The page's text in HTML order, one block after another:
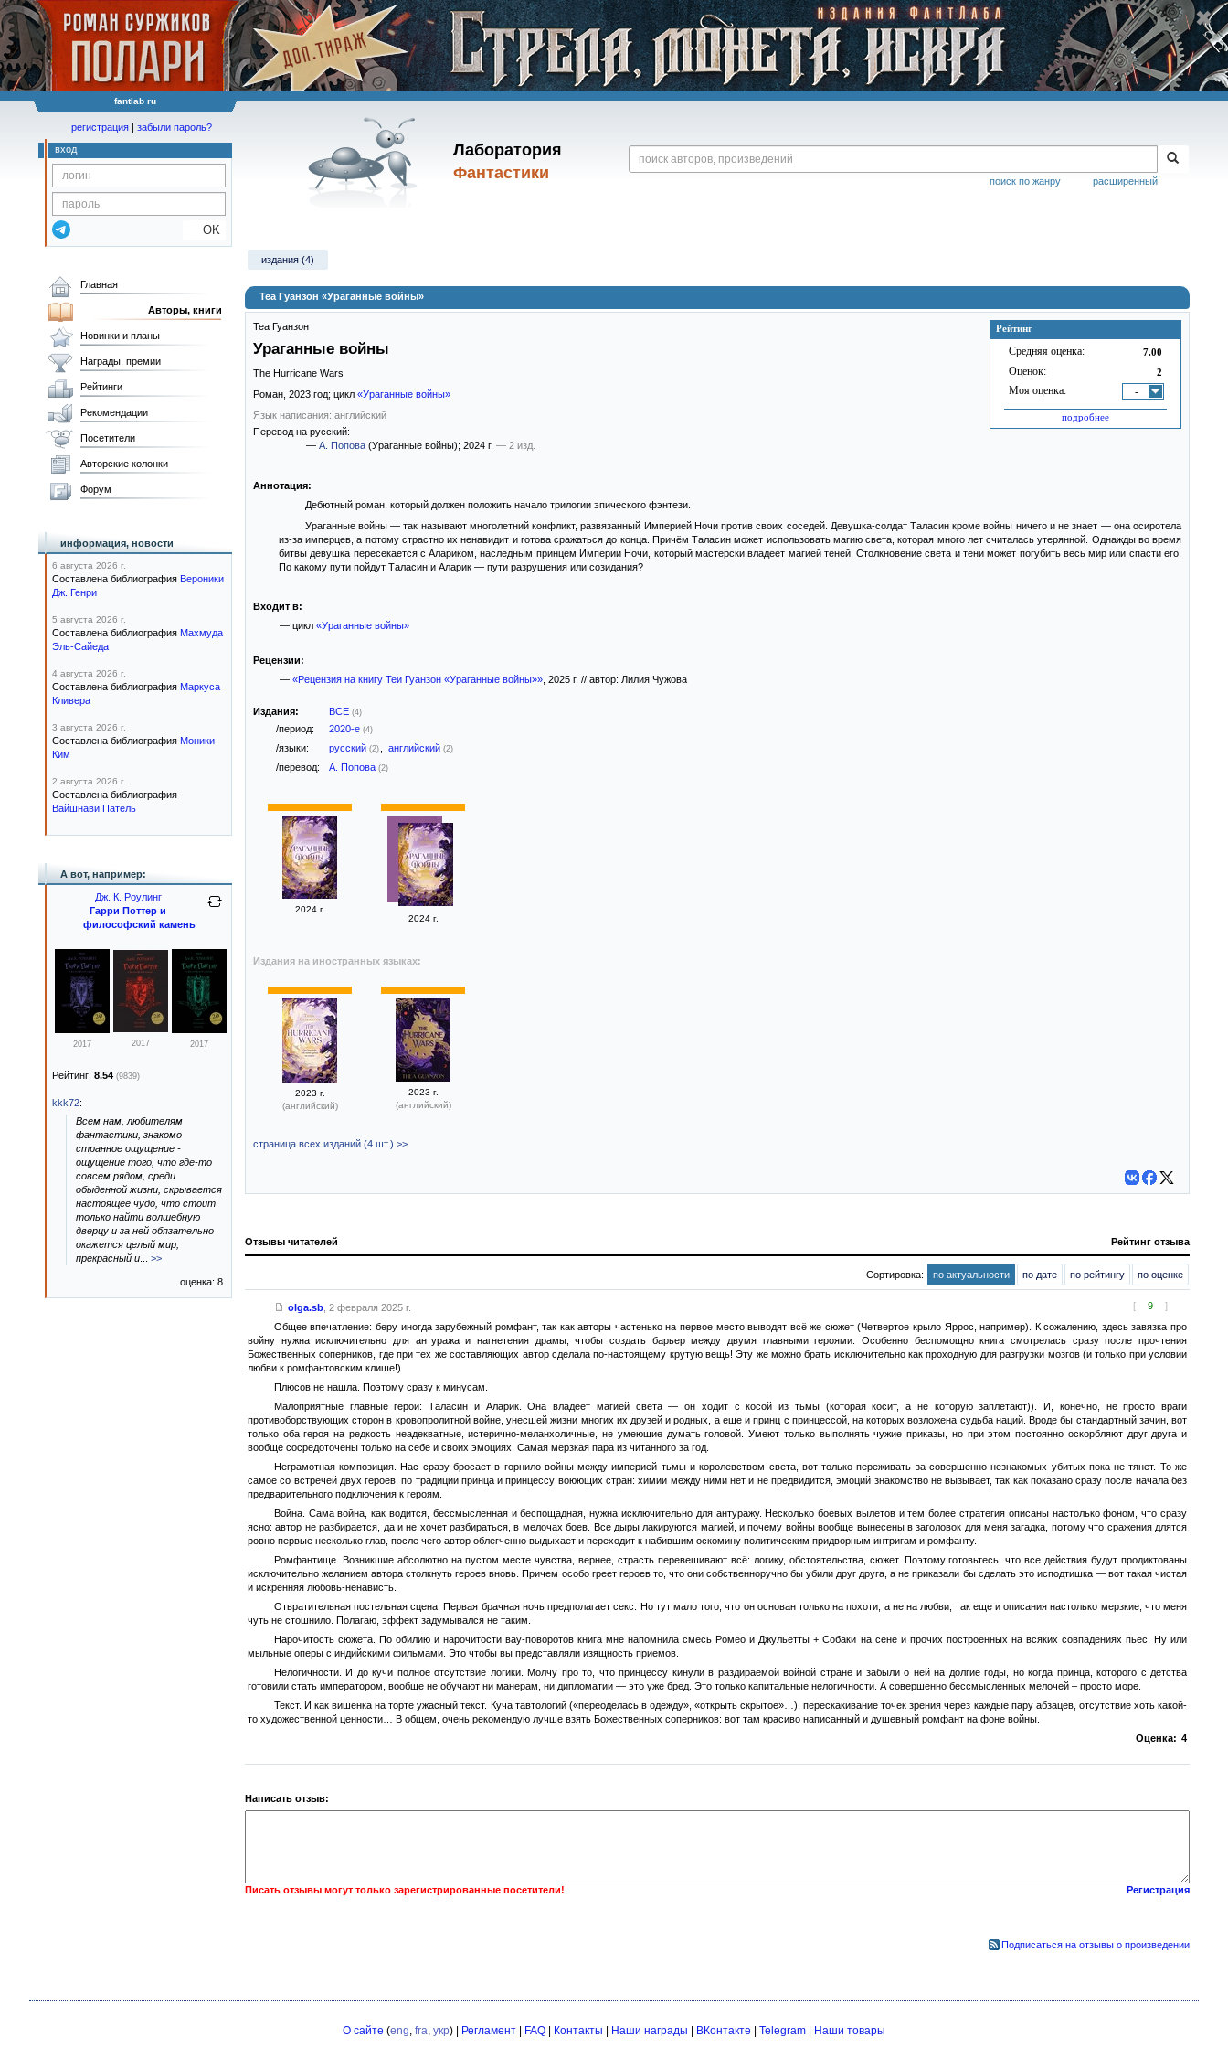
fantlab ru
Лаборатория
Фантастики
расширенный
поиск по жанру
регистрация | забыли пароль?
вход
OK
издания (4)
Теа Гуанзон «Ураганные войны»
Рейтинг
Средняя оценка: 7.00
Оценок: 2
Моя оценка: -
подробнее
Теа Гуанзон
Ураганные войны
The Hurricane Wars
Роман, 2023 год; цикл «Ураганные войны»
Язык написания: английский
Перевод на русский:
— А. Попова (Ураганные войны); 2024 г. — 2 изд.
Аннотация:
Дебютный роман, который должен положить начало трилогии эпического фэнтези.
Ураганные войны — так называют многолетний конфликт, развязанный Империей Ночи против своих соседей. Девушка-солдат Таласин кроме войны ничего и не знает — она осиротела
из-за имперцев, а потому страстно их ненавидит и готова сражаться до конца. Причём Таласин может использовать магию света, которая много лет считалась утерянной. Однажды во время
битвы девушка пересекается с Алариком, наследным принцем Империи Ночи, который мастерски владеет магией теней. Столкновение света и тени может погубить весь мир или спасти его.
По какому пути пойдут Таласин и Аларик — пути разрушения или созидания?
Входит в:
— цикл «Ураганные войны»
Рецензии:
— «Рецензия на книгу Теи Гуанзон «Ураганные войны»», 2025 г. // автор: Лилия Чужова
Издания: ВСЕ (4)
/период: 2020-е (4)
/языки: русский (2) английский (2)
/перевод: А. Попова (2)
2024 г.
2024 г.
Издания на иностранных языках:
2023 г.
(английский)
2023 г.
(английский)
страница всех изданий (4 шт.) >>
Отзывы читателей Рейтинг отзыва
Сортировка: по актуальности по дате по рейтингу по оценке
[ 9 ]
olga.sb, 2 февраля 2025 г.
Общее впечатление: беру иногда зарубежный ромфант, так как авторы частенько на первое место выводят всё же сюжет (Четвертое крыло Яррос, например). К сожалению, здесь завязка про
войну нужна исключительно для антуража и нагнетения драмы, чтобы создать барьер между двумя главными героями. Особенно беспомощно книга смотрелась сразу после прочтения
Божественных соперников, где при тех же составляющих автор сделала по-настоящему крутую вещь! Эту же можно брать исключительно как проходную для разгрузки мозгов (и только при условии
любви к ромфантовским клише!)
Плюсов не нашла. Поэтому сразу к минусам.
Малоприятные главные герои: Таласин и Аларик. Она владеет магией света — он ходит с косой из тьмы (которая косит, а не которую заплетают)). И, конечно, не просто враги
противоборствующих сторон в кровопролитной войне, унесшей жизни многих их друзей и родных, а еще и принц с принцессой, на которых возложена судьба наций. Вроде бы стандартный зачин, вот
только оба героя на редкость неадекватные, истерично-меланхоличные, не умеющие думать головой. Умеют только выполнять чужие приказы, но при этом постоянно оскорбляют друг друга и
вообще сосредоточены только на себе и своих эмоциях. Самая мерзкая пара из читанного за год.
Неграмотная композиция. Нас сразу бросает в горнило войны между империей тьмы и королевством света, вот только переживать за совершенно незнакомых убитых пока не тянет. То же
самое со встречей двух героев, по традиции принца и принцессу воюющих стран: химии между ними нет и не предвидится, эмоций знакомство не вызывает, так как показано сразу после начала без
предварительного подключения к героям.
Война. Сама война, как водится, бессмысленная и беспощадная, нужна исключительно для антуражу. Несколько боевых вылетов и тем более стратегия описаны настолько фоном, что сразу
ясно: автор не разбирается, да и не хочет разбираться, в мелочах боев. Все дыры лакируются магией, и почему войны вообще вынесены в заголовок для меня загадка, потому что сражения длятся
ровно первые несколько глав, после чего автор облегченно выдыхает и переходит к набившим оскомину политическим придворным интригам и ромфанту.
Ромфантище. Возникшие абсолютно на пустом месте чувства, вернее, страсть перевешивают всё: логику, обстоятельства, сюжет. Поэтому готовьтесь, что все действия будут продиктованы
исключительно желанием автора столкнуть героев вновь. Причем особо греет героев то, что они собственноручно бы убили друг друга, а не приказали бы сделать это исподтишка — вот такая чистая
и искренняя любовь-ненависть.
Отвратительная постельная сцена. Первая брачная ночь предполагает секс. Но тут мало того, что он основан только на похоти, а не на любви, так еще и описания настолько мерзкие, что меня
чуть не стошнило. Полагаю, эффект задумывался не таким.
Нарочитость сюжета. По обилию и нарочитости вау-поворотов книга мне напомнила смесь Ромео и Джульетты + Собаки на сене и прочих построенных на всяких совпадениях пьес. Ну или
мыльные оперы с индийскими фильмами. Это чтобы вы представляли изящность приемов.
Нелогичности. И до кучи полное отсутствие логики. Молчу про то, что принцессу кинули в раздираемой войной стране и забыли о ней на долгие годы, но когда принца, которого с детства
готовили стать императором, вообще не обучают ни манерам, ни дипломатии — это уже бред. Это только капитальные нелогичности. А совершенно бессмысленных мелочей – просто море.
Текст. И как вишенка на торте ужасный текст. Куча тавтологий («переоделась в одежду», «открыть скрытое»…), перескакивание точек зрения через каждые пару абзацев, отсутствие хоть какой-
то художественной ценности… В общем, очень рекомендую лучше взять Божественных соперников: вот там красиво написанный и душевный ромфант на фоне войны.
Оценка: 4
Написать отзыв:
Писать отзывы могут только зарегистрированные посетители! Регистрация
Подписаться на отзывы о произведении
Главная
Авторы, книги
Новинки и планы
Награды, премии
Рейтинги
Рекомендации
Посетители
Авторские колонки
Форум
информация, новости
6 августа 2026 г.
Составлена библиография Вероники
Дж. Генри
5 августа 2026 г.
Составлена библиография Махмуда
Эль-Сайеда
4 августа 2026 г.
Составлена библиография Маркуса
Кливера
3 августа 2026 г.
Составлена библиография Моники
Ким
2 августа 2026 г.
Составлена библиография
Вайшнави Патель
А вот, например:
Дж. К. Роулинг
Гарри Поттер и
философский камень
2017 2017 2017
Рейтинг: 8.54 (9839)
kkk72:
Всем нам, любителям
фантастики, знакомо
странное ощущение -
ощущение того, что где-то
совсем рядом, среди
обыденной жизни, скрывается
настоящее чудо, что стоит
только найти волшебную
дверцу и за ней обязательно
окажется целый мир,
прекрасный и
>>
оценка: 8
О сайте (eng, fra, укр) | Регламент FAQ Контакты Наши награды ВКонтакте Telegram Наши товары